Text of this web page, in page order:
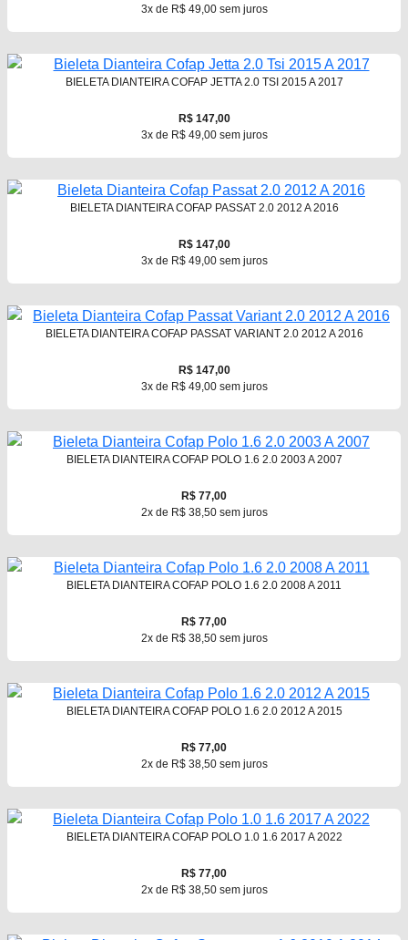
3x de R$ 49,00 sem juros
BIELETA DIANTEIRA COFAP JETTA 2.0 TSI 2015 A 2017
R$ 147,00
3x de R$ 49,00 sem juros
BIELETA DIANTEIRA COFAP PASSAT 2.0 2012 A 2016
R$ 147,00
3x de R$ 49,00 sem juros
BIELETA DIANTEIRA COFAP PASSAT VARIANT 2.0 2012 A 2016
R$ 147,00
3x de R$ 49,00 sem juros
BIELETA DIANTEIRA COFAP POLO 1.6 2.0 2003 A 2007
R$ 77,00
2x de R$ 38,50 sem juros
BIELETA DIANTEIRA COFAP POLO 1.6 2.0 2008 A 2011
R$ 77,00
2x de R$ 38,50 sem juros
BIELETA DIANTEIRA COFAP POLO 1.6 2.0 2012 A 2015
R$ 77,00
2x de R$ 38,50 sem juros
BIELETA DIANTEIRA COFAP POLO 1.0 1.6 2017 A 2022
R$ 77,00
2x de R$ 38,50 sem juros